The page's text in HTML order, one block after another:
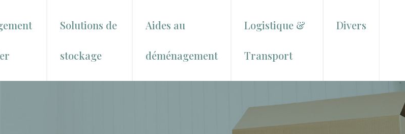
Solutions de
stockage
Aides au
déménagement
Logistique &
Transport
Divers